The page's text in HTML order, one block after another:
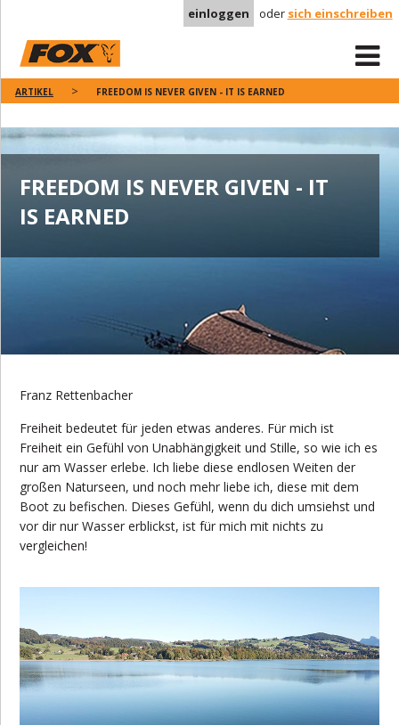
einloggen oder sich einschreiben
ARTIKEL FREEDOM IS NEVER GIVEN - IT IS EARNED
FREEDOM IS NEVER GIVEN - IT
IS EARNED
Franz Rettenbacher
Freiheit bedeutet für jeden etwas anderes. Für mich ist
Freiheit ein Gefühl von Unabhängigkeit und Stille, so wie ich es
nur am Wasser erlebe. Ich liebe diese endlosen Weiten der
großen Naturseen, und noch mehr liebe ich, diese mit dem
Boot zu befischen. Dieses Gefühl, wenn du dich umsiehst und
vor dir nur Wasser erblickst, ist für mich mit nichts zu
vergleichen!